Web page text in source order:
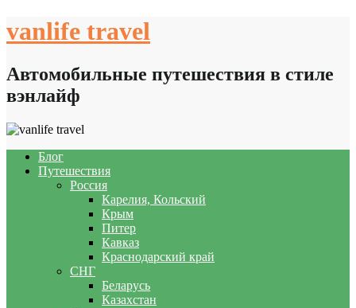
to
vanlife travel
Автомобильные путешествия в стиле
вэнлайф
Блог
Путешествия
Россия
Карелия, Кольский
Крым
Питер
Кавказ
Краснодарский край
СНГ
Беларусь
Казахстан